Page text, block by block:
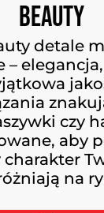
beauty
detale
–
czy
aby
na